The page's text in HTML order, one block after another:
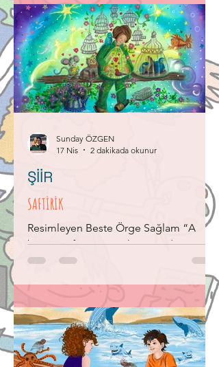
açmış. Güneş gözüme gözüme vuruyor.
Kardeşim sanki her şeyi inadına yapıyor.
Yatağın yanındaki kese kâğıdını
görüyorum. Gece nasıl bulmuşsa
bulmuş, kuş lokumlarımın hepsini
yemiş. Baktığım yeri görünce, ben daha
bir şey demeden ağlamaya başlıyor.
yüksek sesle ağlı
SAFTİRİK
Resimleyen Beste Örge Sağlam “A
benim saftiriğim Herkese yardım
edemezsin. Sen fazla iyisin, Bu gidişle,
Kendine zarar verirsin” Diyerek sevgili
hapsetmesinler. Yoksa yaramaz çocuk
oluruz, İçimizdeki tüm kuşları uçururuz.
*Bu etkinliği Tuğçe Sarsılmaz Köksel
hazırladı. KONU : Yetişkinlerin, koruma
ŞİİR
Sunday ÖZGEN
17 Nis
2 dakikada okunur